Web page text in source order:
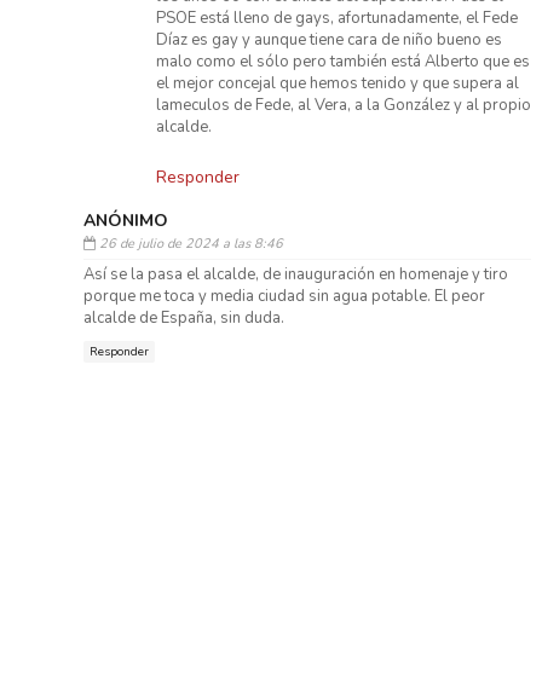
PSOE está lleno de gays, afortunadamente, el Fede
Díaz es gay y aunque tiene cara de niño bueno es
malo como el sólo pero también está Alberto que es
el mejor concejal que hemos tenido y que supera al
lameculos de Fede, al Vera, a la González y al propio
alcalde.
Responder
ANÓNIMO
26 de julio de 2024 a las 8:46
Así se la pasa el alcalde, de inauguración en homenaje y tiro
porque me toca y media ciudad sin agua potable. El peor
alcalde de España, sin duda.
Responder